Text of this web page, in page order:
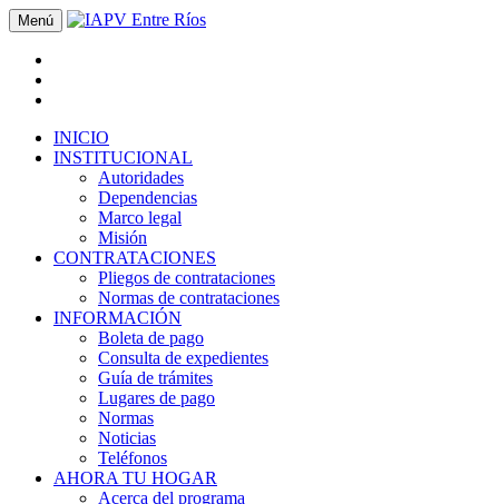
Menú
INICIO
INSTITUCIONAL
Autoridades
Dependencias
Marco legal
Misión
CONTRATACIONES
Pliegos de contrataciones
Normas de contrataciones
INFORMACIÓN
Boleta de pago
Consulta de expedientes
Guía de trámites
Lugares de pago
Normas
Noticias
Teléfonos
AHORA TU HOGAR
Acerca del programa